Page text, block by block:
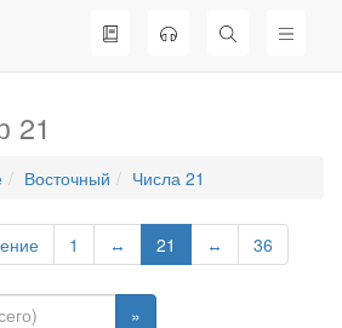
21
Восточный Числа 21
1 ↔ 21 ↔ 36
»